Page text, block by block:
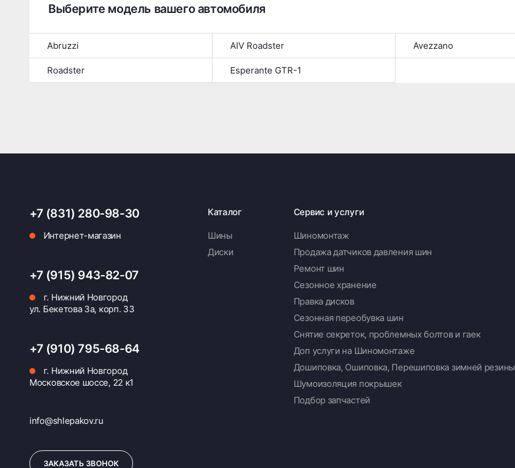
Выберите модель вашего автомобиля
Abruzzi AIV Roadster Avezzano
Roadster Esperante GTR-1
+7 (831) 280-98-30
Интернет-магазин
+7 (915) 943-82-07
г. Нижний Новгород
ул. Бекетова 3а, корп. 33
+7 (910) 795-68-64
г. Нижний Новгород
Московское шоссе, 22 к1
info@shlepakov.ru
ЗАКАЗАТЬ ЗВОНОК
Каталог
Шины
Диски
Сервис и услуги
Шиномонтаж
Продажа датчиков давления шин
Ремонт шин
Сезонное хранение
Правка дисков
Сезонная переобувка шин
Снятие секреток, проблемных болтов и гаек
Доп услуги на Шиномонтаже
Дошиповка, Ошиповка, Перешиповка зимней резины
Шумоизоляция покрышек
Подбор запчастей